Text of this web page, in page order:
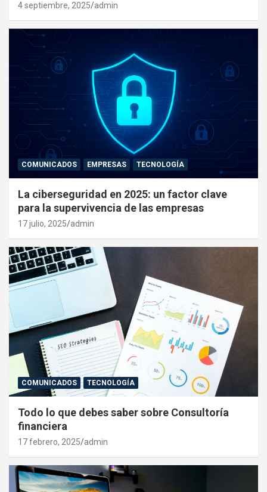
4 septiembre, 2025 admin
COMUNICADOS EMPRESAS TECNOLOGÍA
La ciberseguridad en 2025: un factor clave
para la supervivencia de las empresas
17 julio, 2025 admin
COMUNICADOS TECNOLOGÍA
Todo lo que debes saber sobre Consultoría
financiera
17 febrero, 2025 admin